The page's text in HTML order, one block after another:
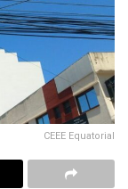
CEEE Equatorial